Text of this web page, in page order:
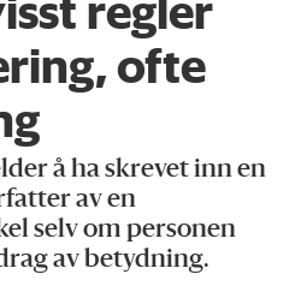
regler
ofte
å ha skrevet inn en
av en
selv om personen
av betydning.